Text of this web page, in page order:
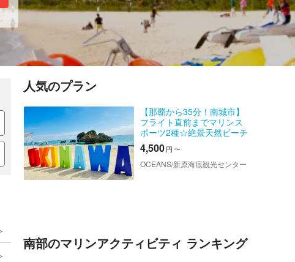
人気のプラン
【那覇から35分！南城市】
フライト直前までマリンス
ポーツ2種☆絶景天然ビーチ
で遊び尽くせ！！！絶叫系
取り揃えています！
4,500円 〜
OCEANS/新原海底観光センター
南部のマリンアクティビティ ランキング